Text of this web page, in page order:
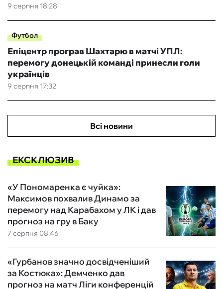
9 серпня 18:28
Футбол
9 серпня 17:32
Епіцентр програв Шахтарю в матчі УПЛ:
перемогу донецькій команді принесли голи
українців
Всі новини
ЕКСКЛЮЗИВ
7 серпня 08:46
«У Пономаренка є чуйка»:
Максимов похвалив Динамо за
перемогу над Карабахом у ЛК і дав
прогноз на гру в Баку
«Гурбанов значно досвідченіший
за Костюка»: Демченко дав
прогноз на матч Ліги конференцій